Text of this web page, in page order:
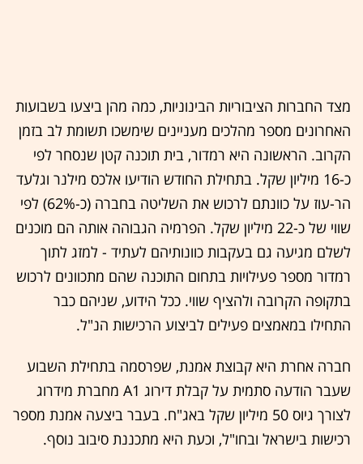
מצד החברות הציבוריות הבינוניות, כמה מהן ביצעו בשבועות
האחרונים מספר מהלכים מעניינים שימשכו תשומת לב בזמן
הקרוב. הראשונה היא רמדור, בית תוכנה קטן שנסחר לפי
כ-16 מיליון שקל. בתחילת החודש הודיעו אלכס מילנר וגלעד
הר-עוז על כוונתם לרכוש את השליטה בחברה (כ-62%) לפי
שווי של כ-22 מיליון שקל. הפרמיה הגבוהה אותה הם מוכנים
לשלם מגיעה גם בעקבות כוונותיהם לעתיד - למזג לתוך
רמדור מספר פעילויות בתחום התוכנה שהם מתכוונים לרכוש
בתקופה הקרובה ולהציף שווי. ככל הידוע, שניהם כבר
התחילו במאמצים פעילים לביצוע הרכישות הנ"ל.
חברה אחרת היא קבוצת אמנת, שפרסמה בתחילת השבוע
שעבר הודעה סתמית על קבלת דירוג A1 מחברת מידרוג
לצורך גיוס 50 מיליון שקל באג"ח. בעבר ביצעה אמנת מספר
רכישות בישראל ובחו"ל, וכעת היא מתכננת סיבוב נוסף.